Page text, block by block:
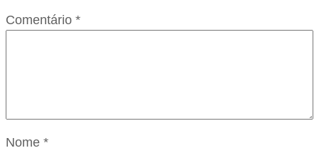
Comentário *
Nome *